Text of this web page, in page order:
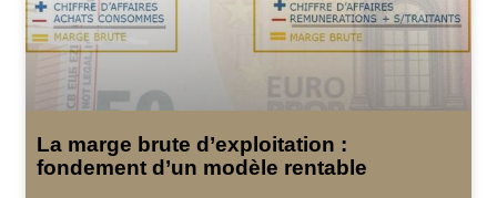
La marge brute d’exploitation :
fondement d’un modèle rentable